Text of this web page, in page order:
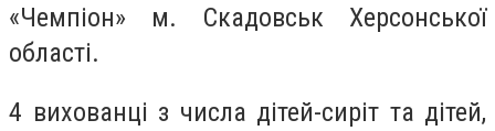
«Чемпіон» м. Скадовськ Херсонської
області.
4 вихованці з числа дітей-сиріт та дітей,